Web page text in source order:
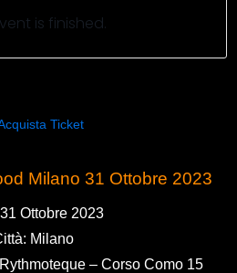
is finished.
Milano 31 Ottobre 2023
Ottobre 2023
Milano
– Corso Como 15